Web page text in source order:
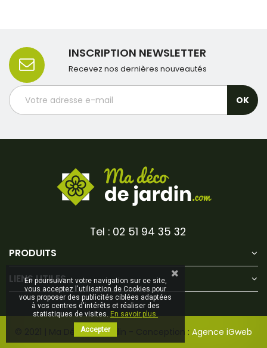
INSCRIPTION NEWSLETTER
Recevez nos dernières nouveautés
Tel : 02 51 94 35 32
PRODUITS
LIENS UTILES
© 2021 | Ma Déco de Jardin - Conception : Agence iGweb
En poursuivant votre navigation sur ce site,
vous acceptez l'utilisation de Cookies pour
vous proposer des publicités ciblées adaptées
à vos centres d'intérêts et réaliser des
statistiques de visites. En savoir plus.
Accepter